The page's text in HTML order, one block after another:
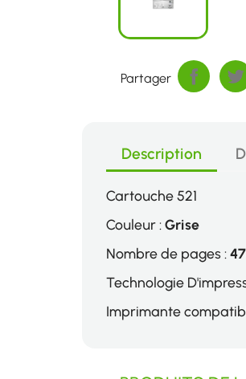
Partager
Description
Cartouche 521
Couleur :Grise
Nombre de pages :
Technologie
Imprimante